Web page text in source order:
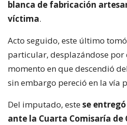
blanca de fabricación
víctima.
Acto seguido, este último
particular, desplazándose por
momento en que descendió
sin embargo pereció en la vía
Del imputado, estese
ante la Cuarta Comisaría de